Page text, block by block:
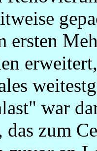
ersten
war
zum